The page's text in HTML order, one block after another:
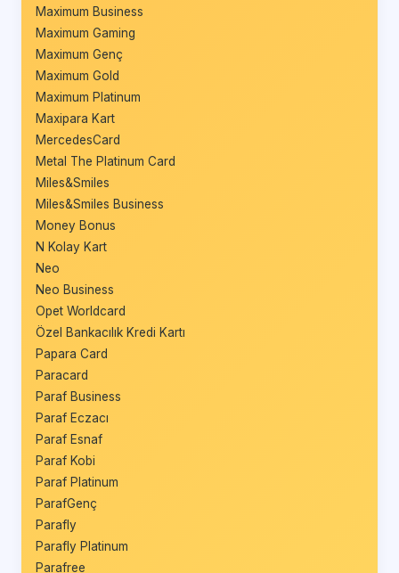
Maximum Business
Maximum Gaming
Maximum Genç
Maximum Gold
Maximum Platinum
Maxipara Kart
MercedesCard
Metal The Platinum Card
Miles&Smiles
Miles&Smiles Business
Money Bonus
N Kolay Kart
Neo
Neo Business
Opet Worldcard
Özel Bankacılık Kredi Kartı
Papara Card
Paracard
Paraf Business
Paraf Eczacı
Paraf Esnaf
Paraf Kobi
Paraf Platinum
ParafGenç
Parafly
Parafly Platinum
Parafree